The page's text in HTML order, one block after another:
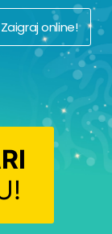
Zaigraj online!